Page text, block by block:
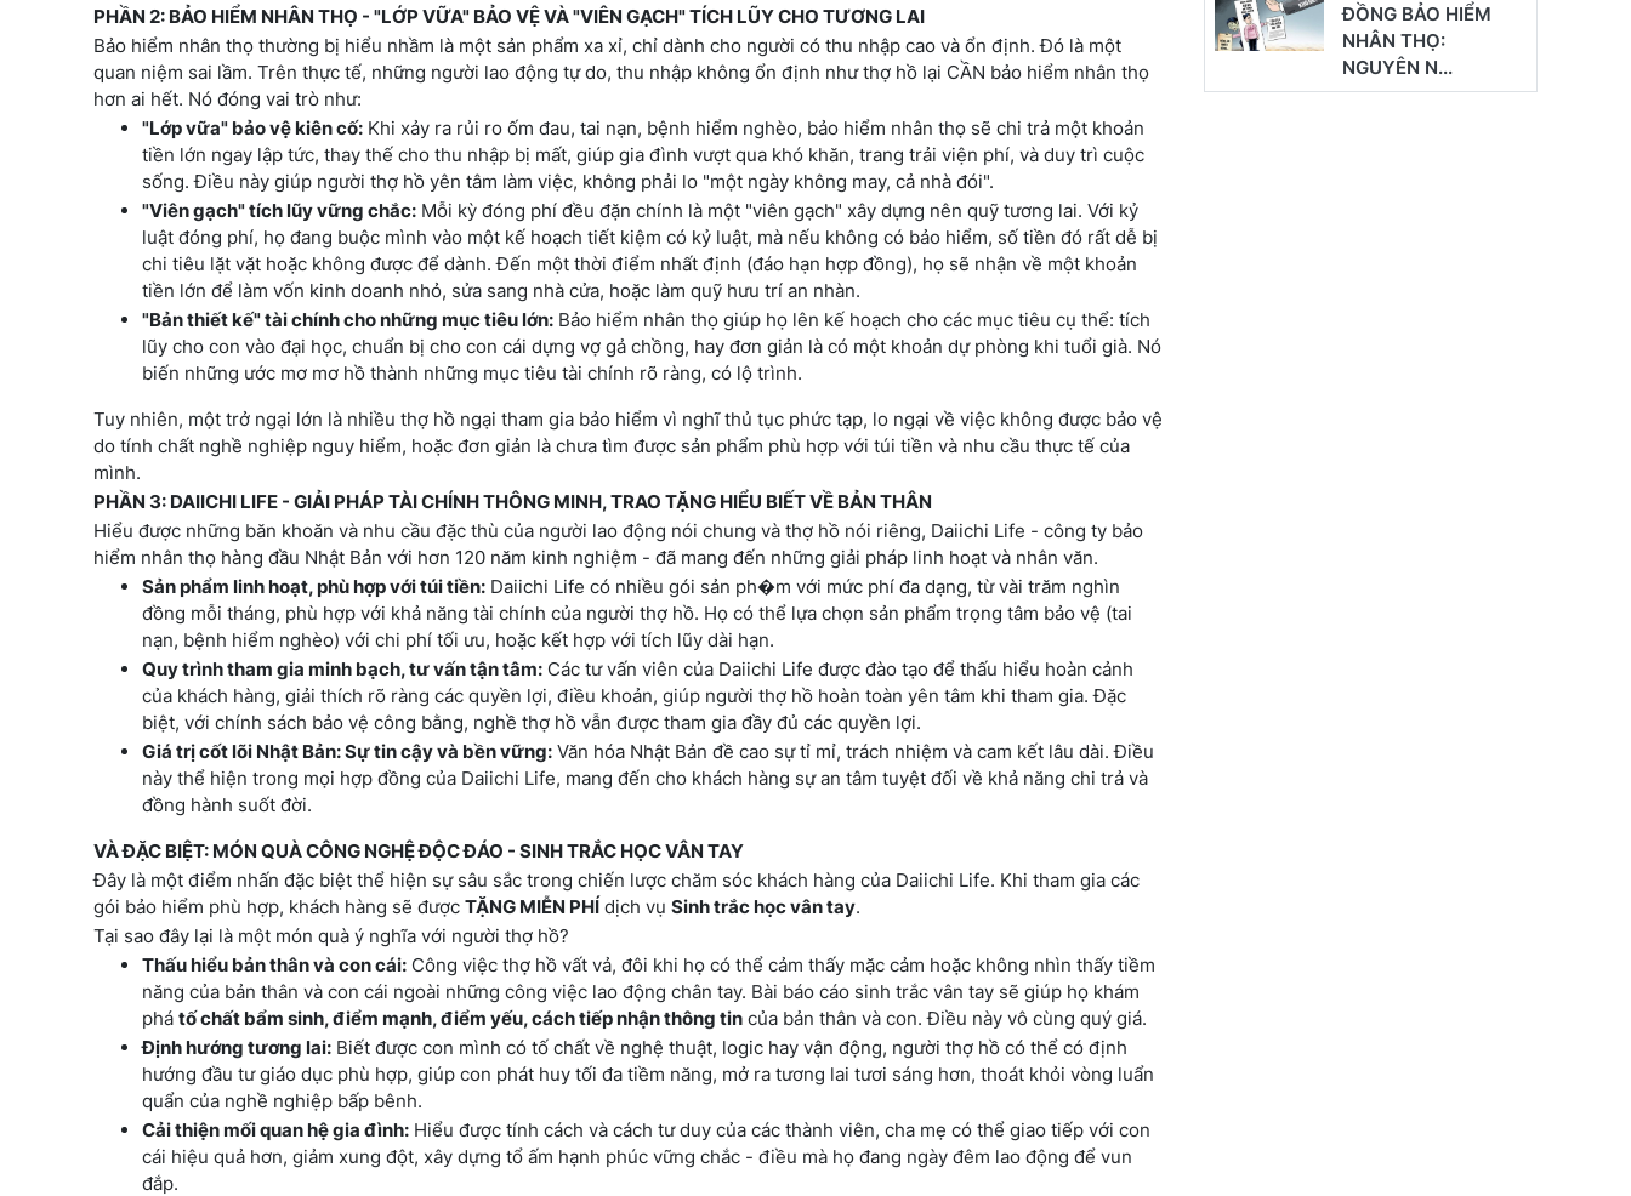
PHẦN 2: BẢO HIỂM NHÂN THỌ - "LỚP VỮA" BẢO VỆ VÀ "VIÊN GẠCH" TÍCH LŨY CHO TƯƠNG LAI
Bảo hiểm nhân thọ thường bị hiểu nhầm là một sản phẩm xa xỉ, chỉ dành cho người có thu nhập cao và ổn định. Đó là một
quan niệm sai lầm. Trên thực tế, những người lao động tự do, thu nhập không ổn định như thợ hồ lại CẦN bảo hiểm nhân thọ
hơn ai hết. Nó đóng vai trò như:
"Lớp vữa" bảo vệ kiên cố: Khi xảy ra rủi ro ốm đau, tai nạn, bệnh hiểm nghèo, bảo hiểm nhân thọ sẽ chi trả một khoản
tiền lớn ngay lập tức, thay thế cho thu nhập bị mất, giúp gia đình vượt qua khó khăn, trang trải viện phí, và duy trì cuộc
sống. Điều này giúp người thợ hồ yên tâm làm việc, không phải lo "một ngày không may, cả nhà đói".
"Viên gạch" tích lũy vững chắc: Mỗi kỳ đóng phí đều đặn chính là một "viên gạch" xây dựng nên quỹ tương lai. Với kỷ
luật đóng phí, họ đang buộc mình vào một kế hoạch tiết kiệm có kỷ luật, mà nếu không có bảo hiểm, số tiền đó rất dễ bị
chi tiêu lặt vặt hoặc không được để dành. Đến một thời điểm nhất định (đáo hạn hợp đồng), họ sẽ nhận về một khoản
tiền lớn để làm vốn kinh doanh nhỏ, sửa sang nhà cửa, hoặc làm quỹ hưu trí an nhàn.
"Bản thiết kế" tài chính cho những mục tiêu lớn: Bảo hiểm nhân thọ giúp họ lên kế hoạch cho các mục tiêu cụ thể: tích
lũy cho con vào đại học, chuẩn bị cho con cái dựng vợ gả chồng, hay đơn giản là có một khoản dự phòng khi tuổi già. Nó
biến những ước mơ mơ hồ thành những mục tiêu tài chính rõ ràng, có lộ trình.
Tuy nhiên, một trở ngại lớn là nhiều thợ hồ ngại tham gia bảo hiểm vì nghĩ thủ tục phức tạp, lo ngại về việc không được bảo vệ
do tính chất nghề nghiệp nguy hiểm, hoặc đơn giản là chưa tìm được sản phẩm phù hợp với túi tiền và nhu cầu thực tế của
mình.
PHẦN 3: DAIICHI LIFE - GIẢI PHÁP TÀI CHÍNH THÔNG MINH, TRAO TẶNG HIỂU BIẾT VỀ BẢN THÂN
Hiểu được những băn khoăn và nhu cầu đặc thù của người lao động nói chung và thợ hồ nói riêng, Daiichi Life - công ty bảo
hiểm nhân thọ hàng đầu Nhật Bản với hơn 120 năm kinh nghiệm - đã mang đến những giải pháp linh hoạt và nhân văn.
Sản phẩm linh hoạt, phù hợp với túi tiền: Daiichi Life có nhiều gói sản ph�m với mức phí đa dạng, từ vài trăm nghìn
đồng mỗi tháng, phù hợp với khả năng tài chính của người thợ hồ. Họ có thể lựa chọn sản phẩm trọng tâm bảo vệ (tai
nạn, bệnh hiểm nghèo) với chi phí tối ưu, hoặc kết hợp với tích lũy dài hạn.
Quy trình tham gia minh bạch, tư vấn tận tâm: Các tư vấn viên của Daiichi Life được đào tạo để thấu hiểu hoàn cảnh
của khách hàng, giải thích rõ ràng các quyền lợi, điều khoản, giúp người thợ hồ hoàn toàn yên tâm khi tham gia. Đặc
biệt, với chính sách bảo vệ công bằng, nghề thợ hồ vẫn được tham gia đầy đủ các quyền lợi.
Giá trị cốt lõi Nhật Bản: Sự tin cậy và bền vững: Văn hóa Nhật Bản đề cao sự tỉ mỉ, trách nhiệm và cam kết lâu dài. Điều
này thể hiện trong mọi hợp đồng của Daiichi Life, mang đến cho khách hàng sự an tâm tuyệt đối về khả năng chi trả và
đồng hành suốt đời.
VÀ ĐẶC BIỆT: MÓN QUÀ CÔNG NGHỆ ĐỘC ĐÁO - SINH TRẮC HỌC VÂN TAY
Đây là một điểm nhấn đặc biệt thể hiện sự sâu sắc trong chiến lược chăm sóc khách hàng của Daiichi Life. Khi tham gia các
gói bảo hiểm phù hợp, khách hàng sẽ được TẶNG MIỄN PHÍ dịch vụ Sinh trắc học vân tay.
Tại sao đây lại là một món quà ý nghĩa với người thợ hồ?
Thấu hiểu bản thân và con cái: Công việc thợ hồ vất vả, đôi khi họ có thể cảm thấy mặc cảm hoặc không nhìn thấy tiềm
năng của bản thân và con cái ngoài những công việc lao động chân tay. Bài báo cáo sinh trắc vân tay sẽ giúp họ khám
phá tố chất bẩm sinh, điểm mạnh, điểm yếu, cách tiếp nhận thông tin của bản thân và con. Điều này vô cùng quý giá.
Định hướng tương lai: Biết được con mình có tố chất về nghệ thuật, logic hay vận động, người thợ hồ có thể có định
hướng đầu tư giáo dục phù hợp, giúp con phát huy tối đa tiềm năng, mở ra tương lai tươi sáng hơn, thoát khỏi vòng luẩn
quẩn của nghề nghiệp bấp bênh.
Cải thiện mối quan hệ gia đình: Hiểu được tính cách và cách tư duy của các thành viên, cha mẹ có thể giao tiếp với con
cái hiệu quả hơn, giảm xung đột, xây dựng tổ ấm hạnh phúc vững chắc - điều mà họ đang ngày đêm lao động để vun
đắp.
ĐỒNG BẢO HIỂM
NHÂN THỌ:
NGUYÊN N...